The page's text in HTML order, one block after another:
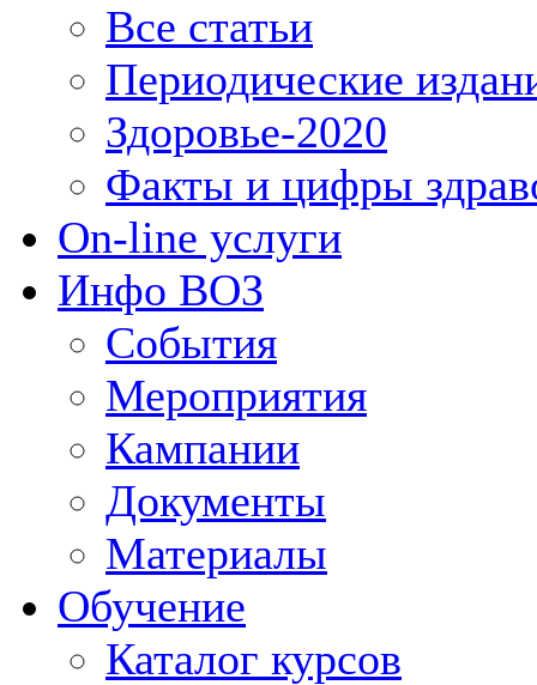
Все статьи
Периодические
Здоровье-2020
Факты и цифры
On-line услуги
Инфо ВОЗ
События
Мероприятия
Кампании
Документы
Материалы
Обучение
Каталог курсов